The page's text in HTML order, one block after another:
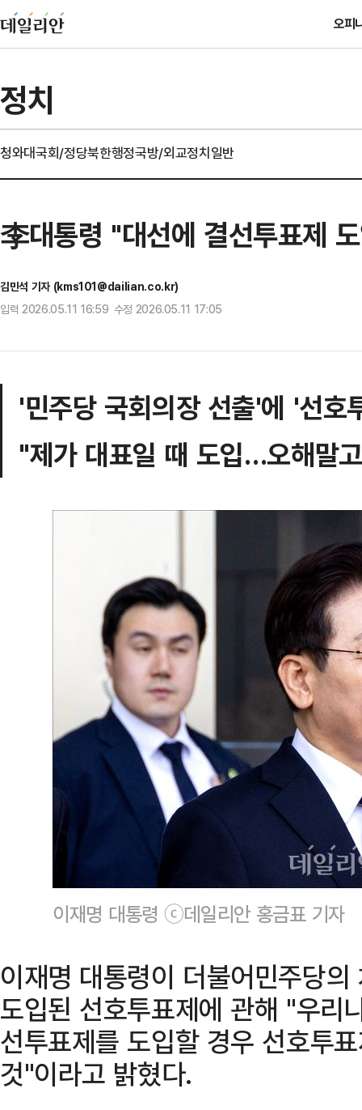
오피
정치
청와대국회/정당북한행정국방/외교정치일반
李대통령 "대선에 결선투표제
김민석 기자 (kms101@dailian.co.kr)
입력 2026.05.11 16:59 수정 2026.05.11 17:05
'민주당 국회의장 선출'에 '선호
"제가 대표일 때 도입…오해말
이재명 대통령 ⓒ데일리안 홍금표 기자
이재명 대통령이 더불어민주당
도입된 선호투표제에 관해 "우리
선투표제를 도입할 경우 선호투
것"이라고 밝혔다.